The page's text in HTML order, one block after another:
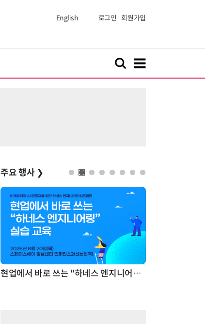
English 로그인 회원가입
주요 행사 ❯
현업에서 바로 쓰는 "하네스 엔지니어링" 실습 교육